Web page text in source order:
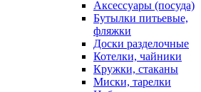
Аксессуары (посуда)
Бутылки питьевые,
фляжки
Доски разделочные
Котелки, чайники
Кружки, стаканы
Миски, тарелки